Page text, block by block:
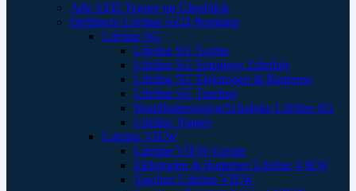
Alle AED Trainer im Überblick
Defibtech Lifeline AED Produkte
Lifeline SG
Lifeline SG Geräte
Lifeline SG Sonstiges Zubehör
Lifeline SG Elektroden & Batterien
Lifeline SG Taschen
Wandhalterungen/Schränke Lifeline SG
Lifeline Trainer
Lifeline VIEW
Lifeline VIEW Geräte
Elektroden & Batterien Lifeline VIEW
Taschen Lifeline VIEW